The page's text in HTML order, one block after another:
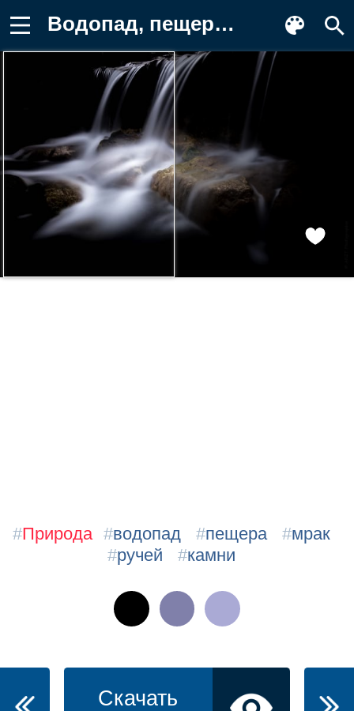
Водопад, пещера, мрак, ручей, камни Фон для телефона
#Природа #водопад #пещера #мрак
#ручей #камни
Скачать